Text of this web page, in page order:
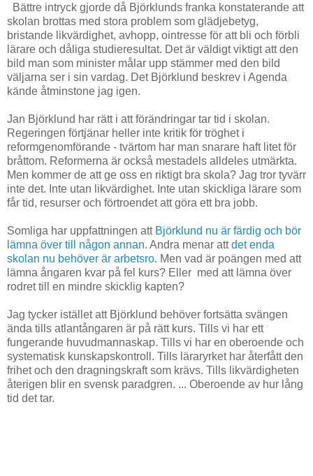
Bättre intryck gjorde då Björklunds franka konstaterande att
skolan brottas med stora problem som glädjebetyg,
bristande likvärdighet, avhopp, ointresse för att bli och förbli
lärare och dåliga studieresultat. Det är väldigt viktigt att den
bild man som minister målar upp stämmer med den bild
väljarna ser i sin vardag. Det Björklund beskrev i Agenda
kände åtminstone jag igen.
Jan Björklund har rätt i att förändringar tar tid i skolan.
Regeringen förtjänar heller inte kritik för tröghet i
reformgenomförande - tvärtom har man snarare haft litet för
bråttom. Reformerna är också mestadels alldeles utmärkta.
Men kommer de att ge oss en riktigt bra skola? Jag tror tyvärr
inte det. Inte utan likvärdighet. Inte utan skickliga lärare som
får tid, resurser och förtroendet att göra ett bra jobb.
Somliga har uppfattningen att Björklund nu är färdig och bör
lämna över till någon annan. Andra menar attdet enda
skolan nu behöver är arbetsro. Men vad är poängen med att
lämna ångaren kvar på fel kurs? Eller med att lämna över
rodret till en mindre skicklig kapten?
Jag tycker istället att Björklund behöver fortsätta svängen
ända tills atlantångaren är på rätt kurs. Tills vi har ett
fungerande huvudmannaskap. Tills vi har en oberoende och
systematisk kunskapskontroll. Tills läraryrket har återfått den
frihet och den dragningskraft som krävs. Tills likvärdigheten
återigen blir en svensk paradgren. ... Oberoende av hur lång
tid det tar.